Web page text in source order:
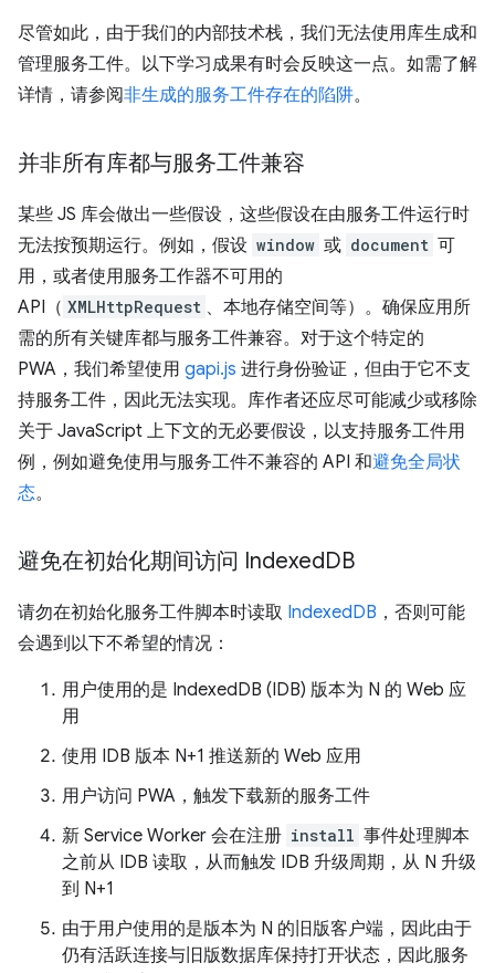
尽管如此，由于我们的内部技术栈，我们无法使用库生成和
管理服务工件。以下学习成果有时会反映这一点。如需了解
详情，请参阅非生成的服务工件存在的陷阱。
并非所有库都与服务工件兼容
某些 JS 库会做出一些假设，这些假设在由服务工件运行时
无法按预期运行。例如，假设 window 或 document 可
用，或者使用服务工作器不可用的
API（ XMLHttpRequest 、本地存储空间等）。确保应用所
需的所有关键库都与服务工件兼容。对于这个特定的
PWA，我们希望使用 gapi.js 进行身份验证，但由于它不支
持服务工件，因此无法实现。库作者还应尽可能减少或移除
关于 JavaScript 上下文的无必要假设，以支持服务工件用
例，例如避免使用与服务工件不兼容的 API 和避免全局状
态。
避免在初始化期间访问 IndexedDB
请勿在初始化服务工件脚本时读取 IndexedDB ，否则可能
会遇到以下不希望的情况：
用户使用的是 IndexedDB (IDB) 版本为 N 的 Web 应
用
使用 IDB 版本 N+1 推送新的 Web 应用
用户访问 PWA，触发下载新的服务工件
新 Service Worker 会在注册 install 事件处理脚本
之前从 IDB 读取，从而触发 IDB 升级周期，从 N 升级
到 N+1
由于用户使用的是版本为 N 的旧版客户端，因此由于
仍有活跃连接与旧版数据库保持打开状态，因此服务